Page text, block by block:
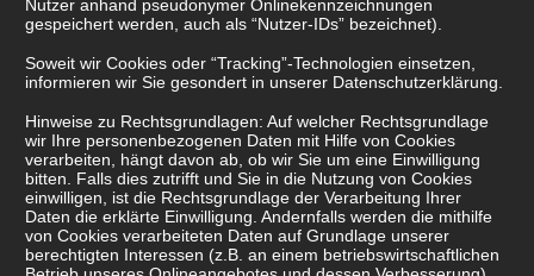
Nutzer anhand pseudonymer Onlinekennzeichnungen
gespeichert werden, auch als “Nutzer-IDs” bezeichnet).
Soweit wir Cookies oder “Tracking”-Technologien einsetzen,
informieren wir Sie gesondert in unserer Datenschutzerklärung.
Hinweise zu Rechtsgrundlagen: Auf welcher Rechtsgrundlage
wir Ihre personenbezogenen Daten mit Hilfe von Cookies
verarbeiten, hängt davon ab, ob wir Sie um eine Einwilligung
bitten. Falls dies zutrifft und Sie in die Nutzung von Cookies
einwilligen, ist die Rechtsgrundlage der Verarbeitung Ihrer
Daten die erklärte Einwilligung. Andernfalls werden die mithilfe
von Cookies verarbeiteten Daten auf Grundlage unserer
berechtigten Interessen (z.B. an einem betriebswirtschaftlichen